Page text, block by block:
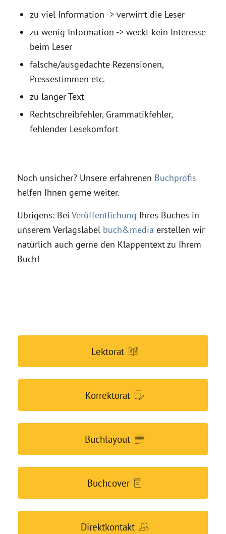
zu viel Information -> verwirrt die Leser
zu wenig Information -> weckt kein Interesse
beim Leser
falsche/ausgedachte Rezensionen,
Pressestimmen etc.
zu langer Text
Rechtschreibfehler, Grammatikfehler,
fehlender Lesekomfort
Noch unsicher? Unsere erfahrenen Buchprofis
helfen Ihnen gerne weiter.
Übrigens: Bei Veröffentlichung Ihres Buches in
unserem Verlagslabelbuch&media erstellen wir
natürlich auch gerne den Klappentext zu Ihrem
Buch!
Lektorat
Korrektorat
Buchlayout
Buchcover
Direktkontakt